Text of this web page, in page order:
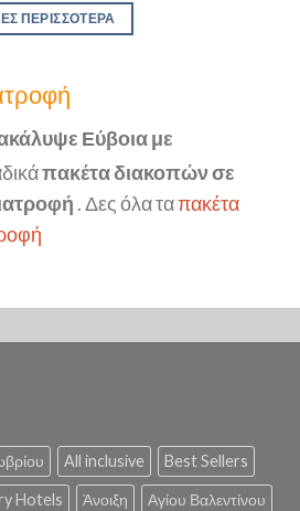
was:
€190,00.είναι:
ΠΕΡΙΣΣΟΤΕΡΑ
Εύβοια με
πακέτα διακοπών σε
. Δες όλα ταπακέτα
All inclusive Best Sellers
Hotels Άνοιξη Αγίου Βαλεντίνου